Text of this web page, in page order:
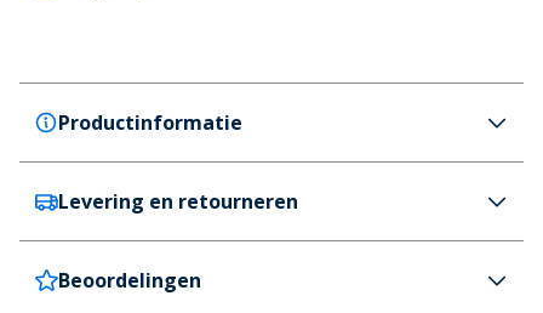
Productinformatie
GEOX
GEOX Dames Miereille Sleehak Enkellaarsjes Zwart
Kleur
Zwart
Levering en retourneren
Nederland
€6,99 (GRATIS vanaf €100)
Beoordelingen